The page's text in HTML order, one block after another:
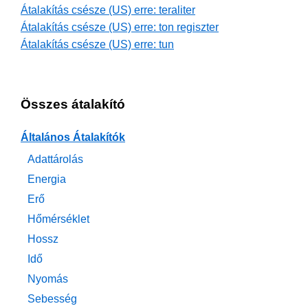
Átalakítás csésze (US) erre: teraliter
Átalakítás csésze (US) erre: ton regiszter
Átalakítás csésze (US) erre: tun
Összes átalakító
Általános Átalakítók
Adattárolás
Energia
Erő
Hőmérséklet
Hossz
Idő
Nyomás
Sebesség